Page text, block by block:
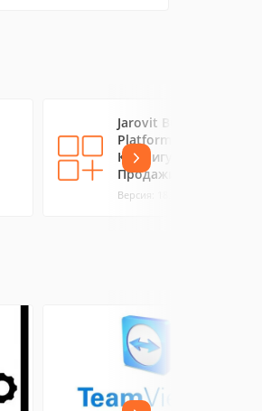
Jarovit Business
Platform |
Конфигурация
Продажи
Версия: 18.1f (97.95 МБ)